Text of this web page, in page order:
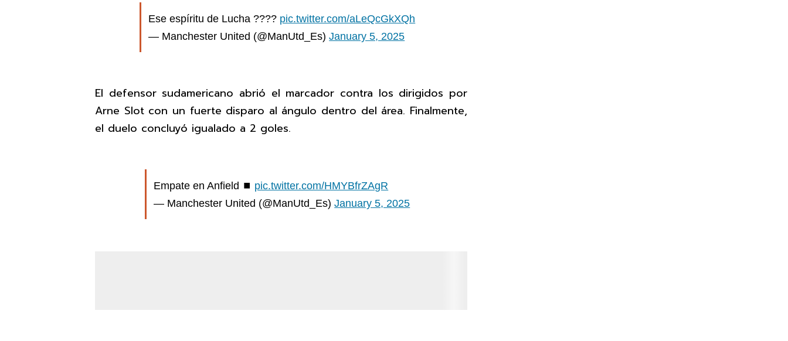
Ese espíritu de Lucha ???? pic.twitter.com/aLeQcGkXQh
— Manchester United (@ManUtd_Es)January 5, 2025
El defensor sudamericano abrió el marcador contra los dirigidos por
Arne Slot con un fuerte disparo al ángulo dentro del área. Finalmente,
el duelo concluyó igualado a 2 goles.
Empate en Anfield ⏹️ pic.twitter.com/HMYBfrZAgR
— Manchester United (@ManUtd_Es)January 5, 2025